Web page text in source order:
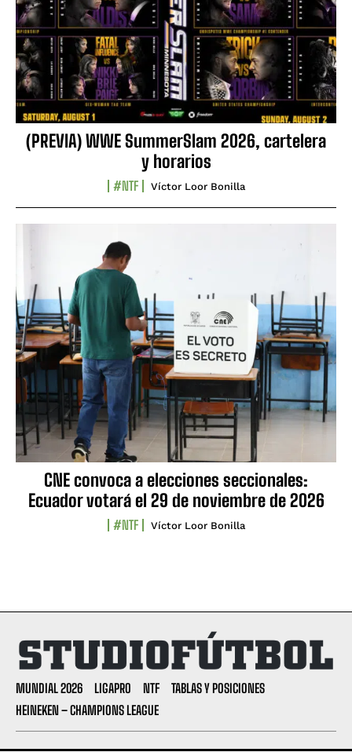
(PREVIA) WWE SummerSlam 2026, cartelera
y horarios
#NTF Víctor Loor Bonilla
CNE convoca a elecciones seccionales:
Ecuador votará el 29 de noviembre de 2026
#NTF Víctor Loor Bonilla
MUNDIAL 2026 LIGAPRO NTF
TABLAS Y POSICIONES
HEINEKEN – CHAMPIONS LEAGUE